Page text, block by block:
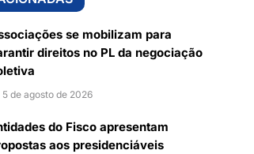
se mobilizam para
direitos no PL da negociação
5 de agosto de 2026
do Fisco apresentam
aos presidenciáveis